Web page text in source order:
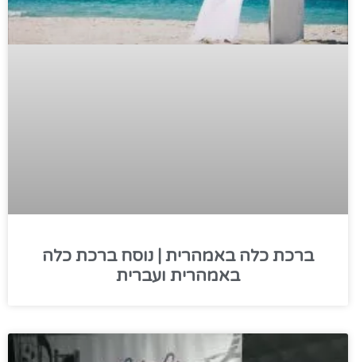
ברכת כלה באמהרית | נוסח ברכת כלה
באמהרית ועברית